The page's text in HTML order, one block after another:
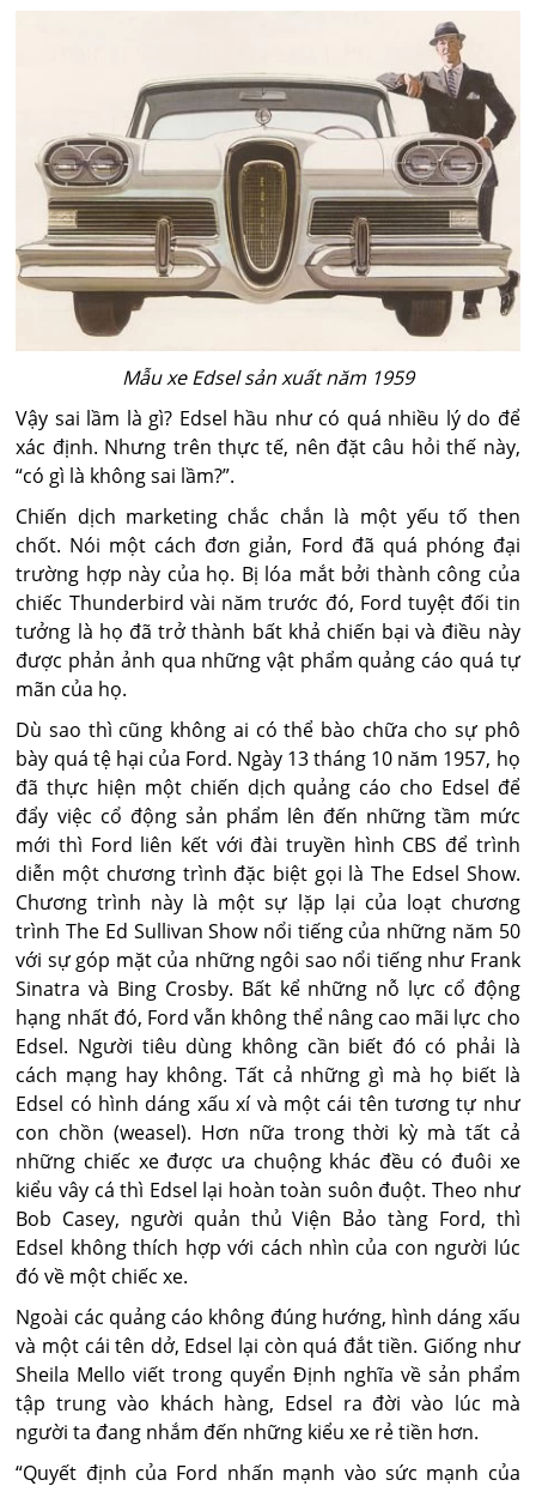
Mẫu xe Edsel sản xuất năm 1959
Vậy sai lầm là gì? Edsel hầu như có quá nhiều lý do để
xác định. Nhưng trên thực tế, nên đặt câu hỏi thế này,
“có gì là không sai lầm?”.
Chiến dịch marketing chắc chắn là một yếu tố then
chốt. Nói một cách đơn giản, Ford đã quá phóng đại
trường hợp này của họ. Bị lóa mắt bởi thành công của
chiếc Thunderbird vài năm trước đó, Ford tuyệt đối tin
tưởng là họ đã trở thành bất khả chiến bại và điều này
được phản ảnh qua những vật phẩm quảng cáo quá tự
mãn của họ.
Dù sao thì cũng không ai có thể bào chữa cho sự phô
bày quá tệ hại của Ford. Ngày 13 tháng 10 năm 1957, họ
đã thực hiện một chiến dịch quảng cáo cho Edsel để
đẩy việc cổ động sản phẩm lên đến những tầm mức
mới thì Ford liên kết với đài truyền hình CBS để trình
diễn một chương trình đặc biệt gọi là The Edsel Show.
Chương trình này là một sự lặp lại của loạt chương
trình The Ed Sullivan Show nổi tiếng của những năm 50
với sự góp mặt của những ngôi sao nổi tiếng như Frank
Sinatra và Bing Crosby. Bất kể những nỗ lực cổ động
hạng nhất đó, Ford vẫn không thể nâng cao mãi lực cho
Edsel. Người tiêu dùng không cần biết đó có phải là
cách mạng hay không. Tất cả những gì mà họ biết là
Edsel có hình dáng xấu xí và một cái tên tương tự như
con chồn (weasel). Hơn nữa trong thời kỳ mà tất cả
những chiếc xe được ưa chuộng khác đều có đuôi xe
kiểu vây cá thì Edsel lại hoàn toàn suôn đuột. Theo như
Bob Casey, người quản thủ Viện Bảo tàng Ford, thì
Edsel không thích hợp với cách nhìn của con người lúc
đó về một chiếc xe.
Ngoài các quảng cáo không đúng hướng, hình dáng xấu
và một cái tên dở, Edsel lại còn quá đắt tiền. Giống như
Sheila Mello viết trong quyển Định nghĩa về sản phẩm
tập trung vào khách hàng, Edsel ra đời vào lúc mà
người ta đang nhắm đến những kiểu xe rẻ tiền hơn.
“Quyết định của Ford nhấn mạnh vào sức mạnh của